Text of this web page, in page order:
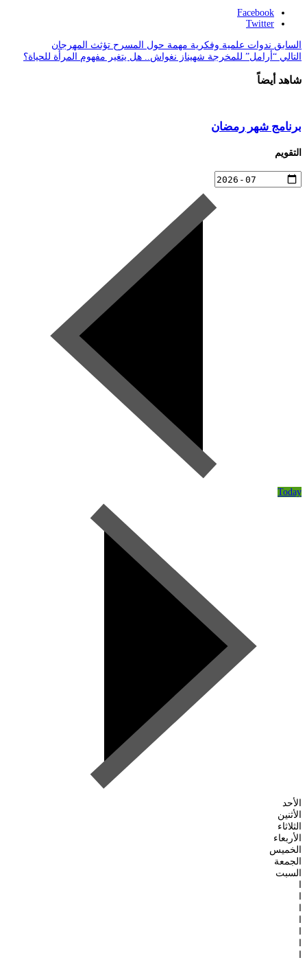
Facebook
Twitter
السابق ندوات علمية وفكرية مهمة حول المسرح تؤثث المهرجان
التالي “أرامل” للمخرجة شهيناز نغواش.. هل يتغير مفهوم المرأة للحياة؟
شاهد أيضاً
برنامج شهر رمضان
التقويم
Today
الأحد
الأثنين
الثلاثاء
الأربعاء
الخميس
الجمعة
السبت